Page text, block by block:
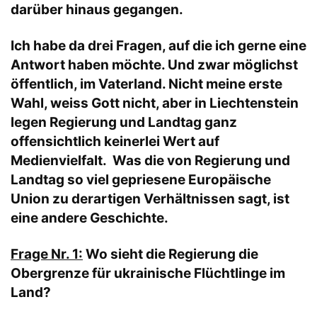
darüber hinaus gegangen.
Ich habe da drei Fragen, auf die ich gerne eine
Antwort haben möchte. Und zwar möglichst
öffentlich, im Vaterland. Nicht meine erste
Wahl, weiss Gott nicht, aber in Liechtenstein
legen Regierung und Landtag ganz
offensichtlich keinerlei Wert auf
Medienvielfalt. Was die von Regierung und
Landtag so viel gepriesene Europäische
Union zu derartigen Verhältnissen sagt, ist
eine andere Geschichte.
Frage Nr. 1: Wo sieht die Regierung die
Obergrenze für ukrainische Flüchtlinge im
Land?